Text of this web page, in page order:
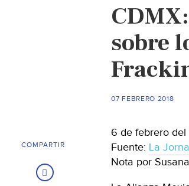
sobre
07 FEBRERO 2018
6 de febrero del
Fuente: La
Nota por
COMPARTIR